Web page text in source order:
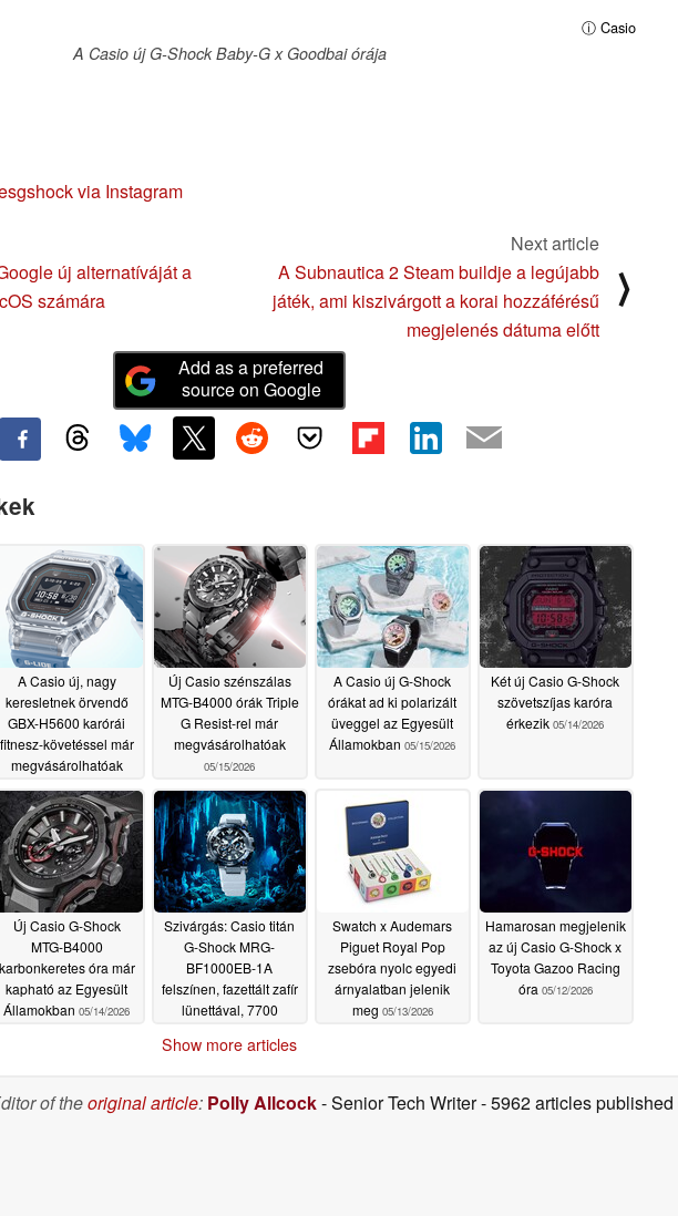
ⓘ Casio
A Casio új G-Shock Baby-G x Goodbai órája
via Instagram
új alternatíváját a
számára
Next article
A Subnautica 2 Steam buildje a legújabb
játék, ami kiszivárgott a korai hozzáférésű
megjelenés dátuma előtt
⟩
Add as a preferred
source on Google
A Casio új, nagy
keresletnek örvendő
GBX-H5600 karórái
fitnesz-követéssel már
megvásárolhatóak
05/15/2026
Új Casio szénszálas
MTG-B4000 órák Triple
G Resist-rel már
megvásárolhatóak
05/15/2026
A Casio új G-Shock
órákat ad ki polarizált
üveggel az Egyesült
Államokban 05/15/2026
Két új Casio G-Shock
szövetszíjas karóra
érkezik 05/14/2026
Új Casio G-Shock
MTG-B4000
karbonkeretes óra már
kapható az Egyesült
Államokban 05/14/2026
Szivárgás: Casio titán
G-Shock MRG-
BF1000EB-1A
felszínen, fazettált zafír
lünettával, 7700
05/13/2026
Swatch x Audemars
Piguet Royal Pop
zsebóra nyolc egyedi
árnyalatban jelenik
meg 05/13/2026
Hamarosan megjelenik
az új Casio G-Shock x
Toyota Gazoo Racing
óra 05/12/2026
Show more articles
of theoriginal article: Polly Allcock- Senior Tech Writer- 5962 articles